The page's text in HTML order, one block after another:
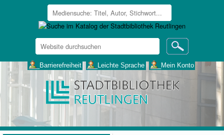
Website
durchsuchen
___Barrierefreiheit ___Leichte Sprache ___Mein Konto